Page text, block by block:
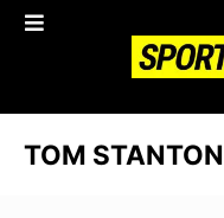
TOM STANTON